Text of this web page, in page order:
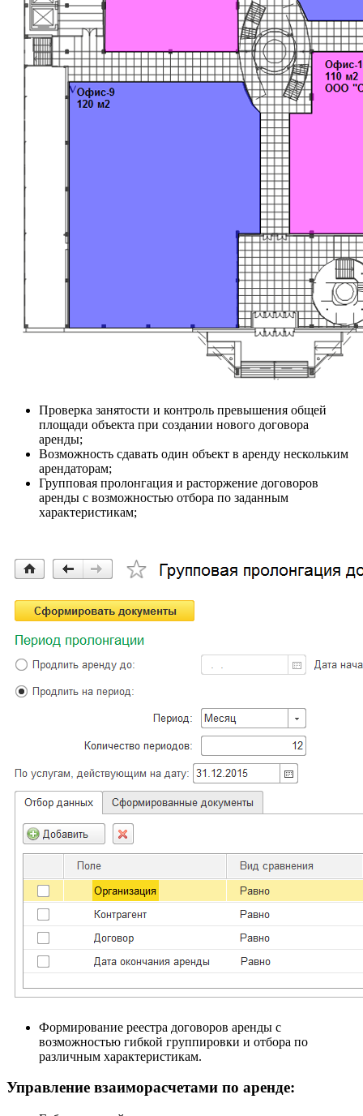
Проверка занятости и контроль превышения общей
площади объекта при создании нового договора
аренды;
Возможность сдавать один объект в аренду нескольким
арендаторам;
Групповая пролонгация и расторжение договоров
аренды с возможностью отбора по заданным
характеристикам;
Формирование реестра договоров аренды с
возможностью гибкой группировки и отбора по
различным характеристикам.
Управление взаиморасчетами по аренде: